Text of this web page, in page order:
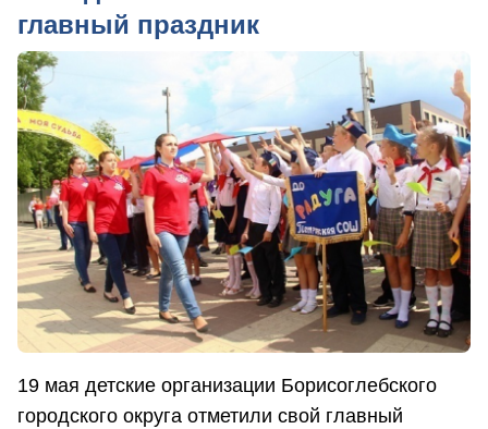
главный праздник
19 мая детские организации Борисоглебского
городского округа отметили свой главный